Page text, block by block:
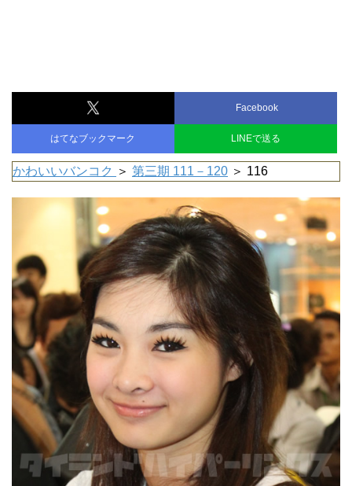
Facebook
はてなブックマーク LINEで送る
かわいいバンコク ＞ 第三期 111－120 ＞ 116